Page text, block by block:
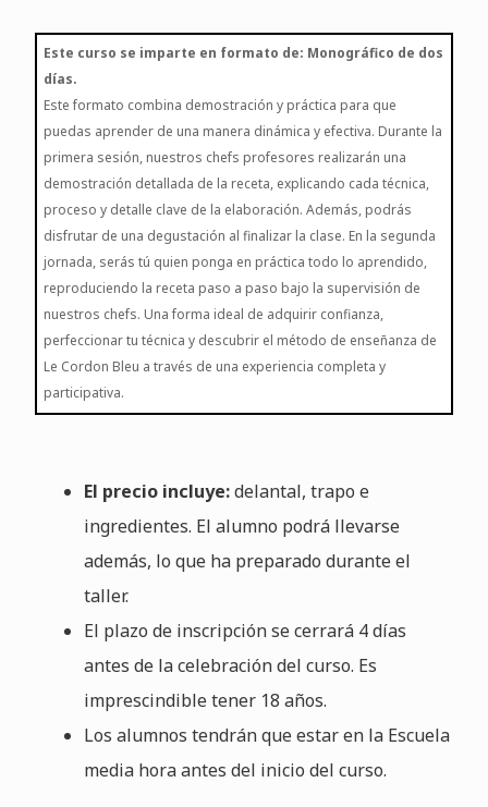
Este curso se imparte en formato de: Monográfico de dos
días.
Este formato combina demostración y práctica para que
puedas aprender de una manera dinámica y efectiva. Durante la
primera sesión, nuestros chefs profesores realizarán una
demostración detallada de la receta, explicando cada técnica,
proceso y detalle clave de la elaboración. Además, podrás
disfrutar de una degustación al finalizar la clase. En la segunda
jornada, serás tú quien ponga en práctica todo lo aprendido,
reproduciendo la receta paso a paso bajo la supervisión de
nuestros chefs. Una forma ideal de adquirir confianza,
perfeccionar tu técnica y descubrir el método de enseñanza de
Le Cordon Bleu a través de una experiencia completa y
participativa.
El precio incluye:delantal, trapo e
ingredientes. El alumno podrá llevarse
además, lo que ha preparado durante el
taller.
El plazo de inscripción se cerrará 4 días
antes de la celebración del curso. Es
imprescindible tener 18 años.
Los alumnos tendrán que estar en la Escuela
media hora antes del inicio del curso.